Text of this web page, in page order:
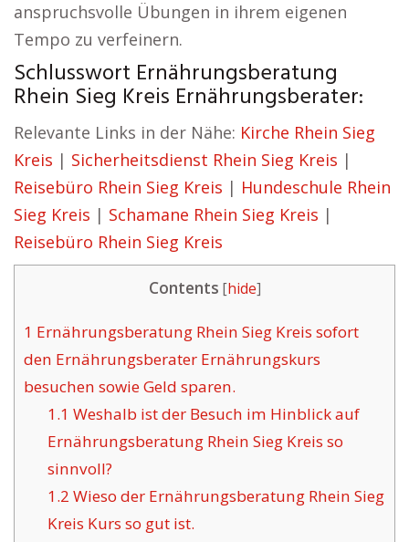
anspruchsvolle Übungen in ihrem eigenen
Tempo zu verfeinern.
Schlusswort Ernährungsberatung
Rhein Sieg Kreis Ernährungsberater:
Relevante Links in der Nähe: Kirche Rhein Sieg
Kreis | Sicherheitsdienst Rhein Sieg Kreis |
Reisebüro Rhein Sieg Kreis | Hundeschule Rhein
Sieg Kreis | Schamane Rhein Sieg Kreis |
Reisebüro Rhein Sieg Kreis
Contents [hide]
1 Ernährungsberatung Rhein Sieg Kreis sofort
den Ernährungsberater Ernährungskurs
besuchen sowie Geld sparen.
1.1 Weshalb ist der Besuch im Hinblick auf
Ernährungsberatung Rhein Sieg Kreis so
sinnvoll?
1.2 Wieso der Ernährungsberatung Rhein Sieg
Kreis Kurs so gut ist.